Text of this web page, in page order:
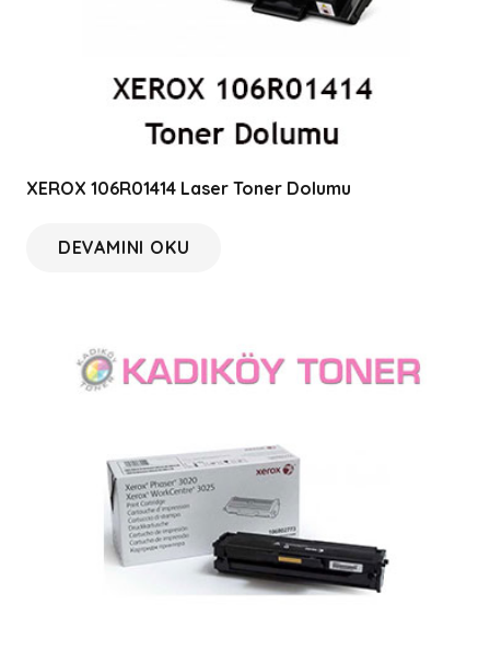
XEROX 106R01414 Laser Toner Dolumu
DEVAMINI OKU